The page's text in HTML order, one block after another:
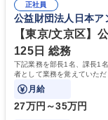
道路施設や道路工事現
へ配属。※業務内容変更の範囲：
ープ】総合職（事務
部門など多岐に渡る業
事業の他、新宿駅西口
イン」の管理運営を行
います。 学歴・資格 学歴：大学院 大学 高専 短大 専修学校 高校 語学力：
資格：
正社員
公益財団法人日本ア
【東京/文京区】
125日 総務
下記業務を部長1名、課長1
者として業務を覚えていた
躍いただくことを期待してい
月給
27万円～35万円